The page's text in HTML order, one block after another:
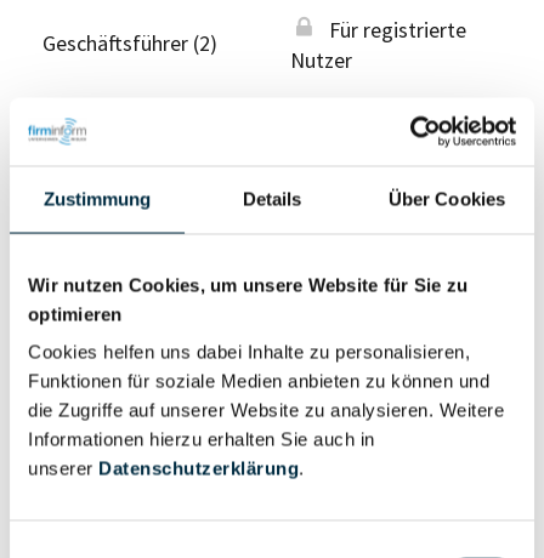
Zustimmung Details Über Cookies
Wir nutzen Cookies, um unsere Website für Sie zu
optimieren
Cookies helfen uns dabei Inhalte zu personalisieren,
Funktionen für soziale Medien anbieten zu können und
die Zugriffe auf unserer Website zu analysieren. Weitere
Informationen hierzu erhalten Sie auch in
unserer Datenschutzerklärung.
Geschäftsführer (2)
Für registrierte
Nutzer
Berechtigter
Vollständiges
anfragen
Eigentums- und Kontrollstruktur
Gesellschafterstruktur
Vollständiges
Unternehmensprofil